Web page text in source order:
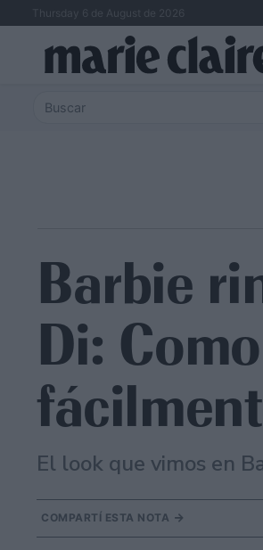
Thursday 6 de August de 2026
Barbie
Di:
El look que vimos en
COMPARTÍ ESTA NOTA